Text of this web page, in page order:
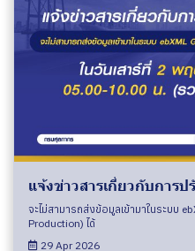
แจ้งข่าวสารเกี่ยวกับการ
จะไม่สามารถส่งข้อมูลเข้ามาในระบบ
Production) ได้
29 Apr 2026